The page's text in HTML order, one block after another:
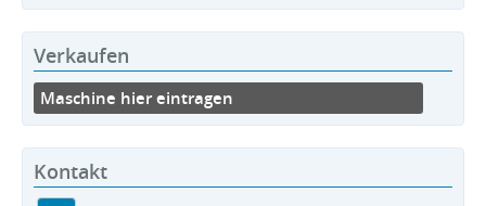
Verkaufen
Maschine hier eintragen
Kontakt